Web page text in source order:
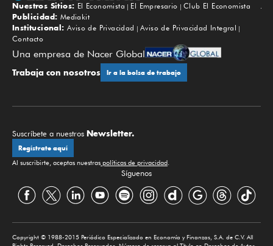
Subir
Nuestros Sitios: El Economista El Empresario
Club El Economista
Publicidad: Mediakit
Institucional: Aviso de Privacidad
Aviso de Privacidad Integral
Contacto
Una empresa de Nacer Global
Trabaja con nosotros Ir a la bolsa de trabajo
Suscríbete a nuestros Newsletter.
Regístrate aquí
Al suscribirte, aceptas nuestras políticas de privacidad.
Síguenos
Copyright © 1988-2015 Periódico Especializado en Economía y Finanzas, S.A. de C.V. All